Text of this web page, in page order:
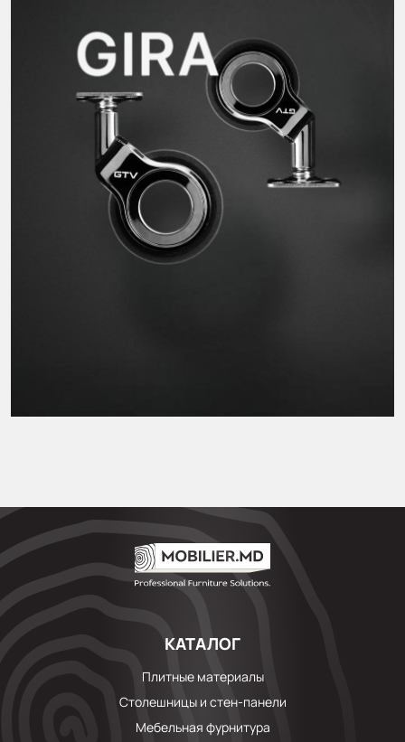
КАТАЛОГ
Плитные материалы
Столешницы и стен-панели
Мебельная фурнитура